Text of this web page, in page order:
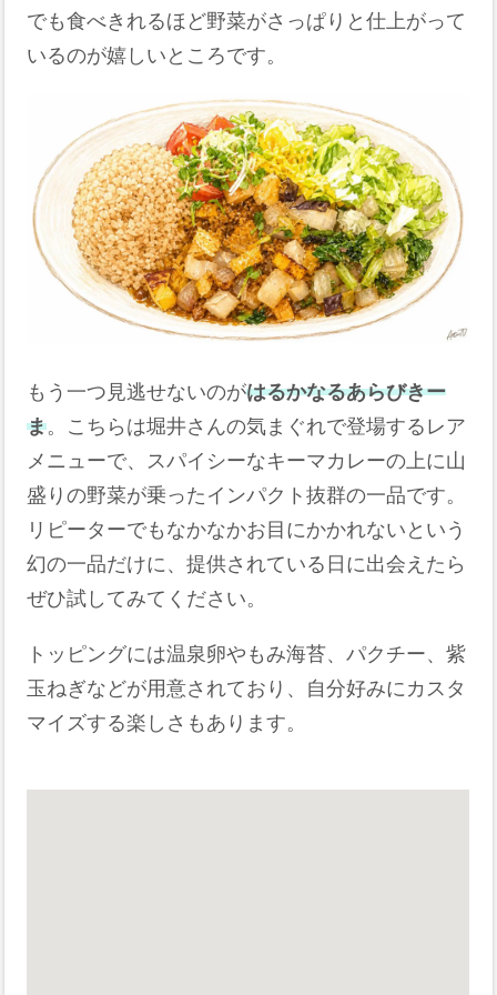
でも食べきれるほど野菜がさっぱりと仕上がって
いるのが嬉しいところです。
もう一つ見逃せないのがはるかなるあらびきー
ま。こちらは堀井さんの気まぐれで登場するレア
メニューで、スパイシーなキーマカレーの上に山
盛りの野菜が乗ったインパクト抜群の一品です。
リピーターでもなかなかお目にかかれないという
幻の一品だけに、提供されている日に出会えたら
ぜひ試してみてください。
トッピングには温泉卵やもみ海苔、パクチー、紫
玉ねぎなどが用意されており、自分好みにカスタ
マイズする楽しさもあります。